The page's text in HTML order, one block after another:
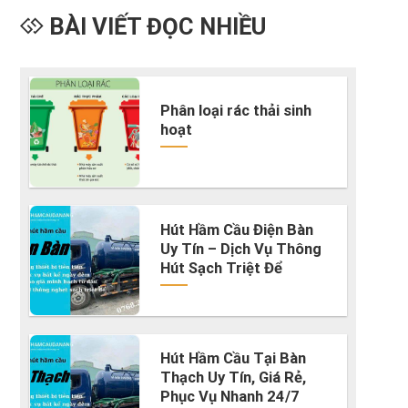
BÀI VIẾT ĐỌC NHIỀU
Phân loại rác thải sinh
hoạt
Hút Hầm Cầu Điện Bàn
Uy Tín – Dịch Vụ Thông
Hút Sạch Triệt Để
Hút Hầm Cầu Tại Bàn
Thạch Uy Tín, Giá Rẻ,
Phục Vụ Nhanh 24/7